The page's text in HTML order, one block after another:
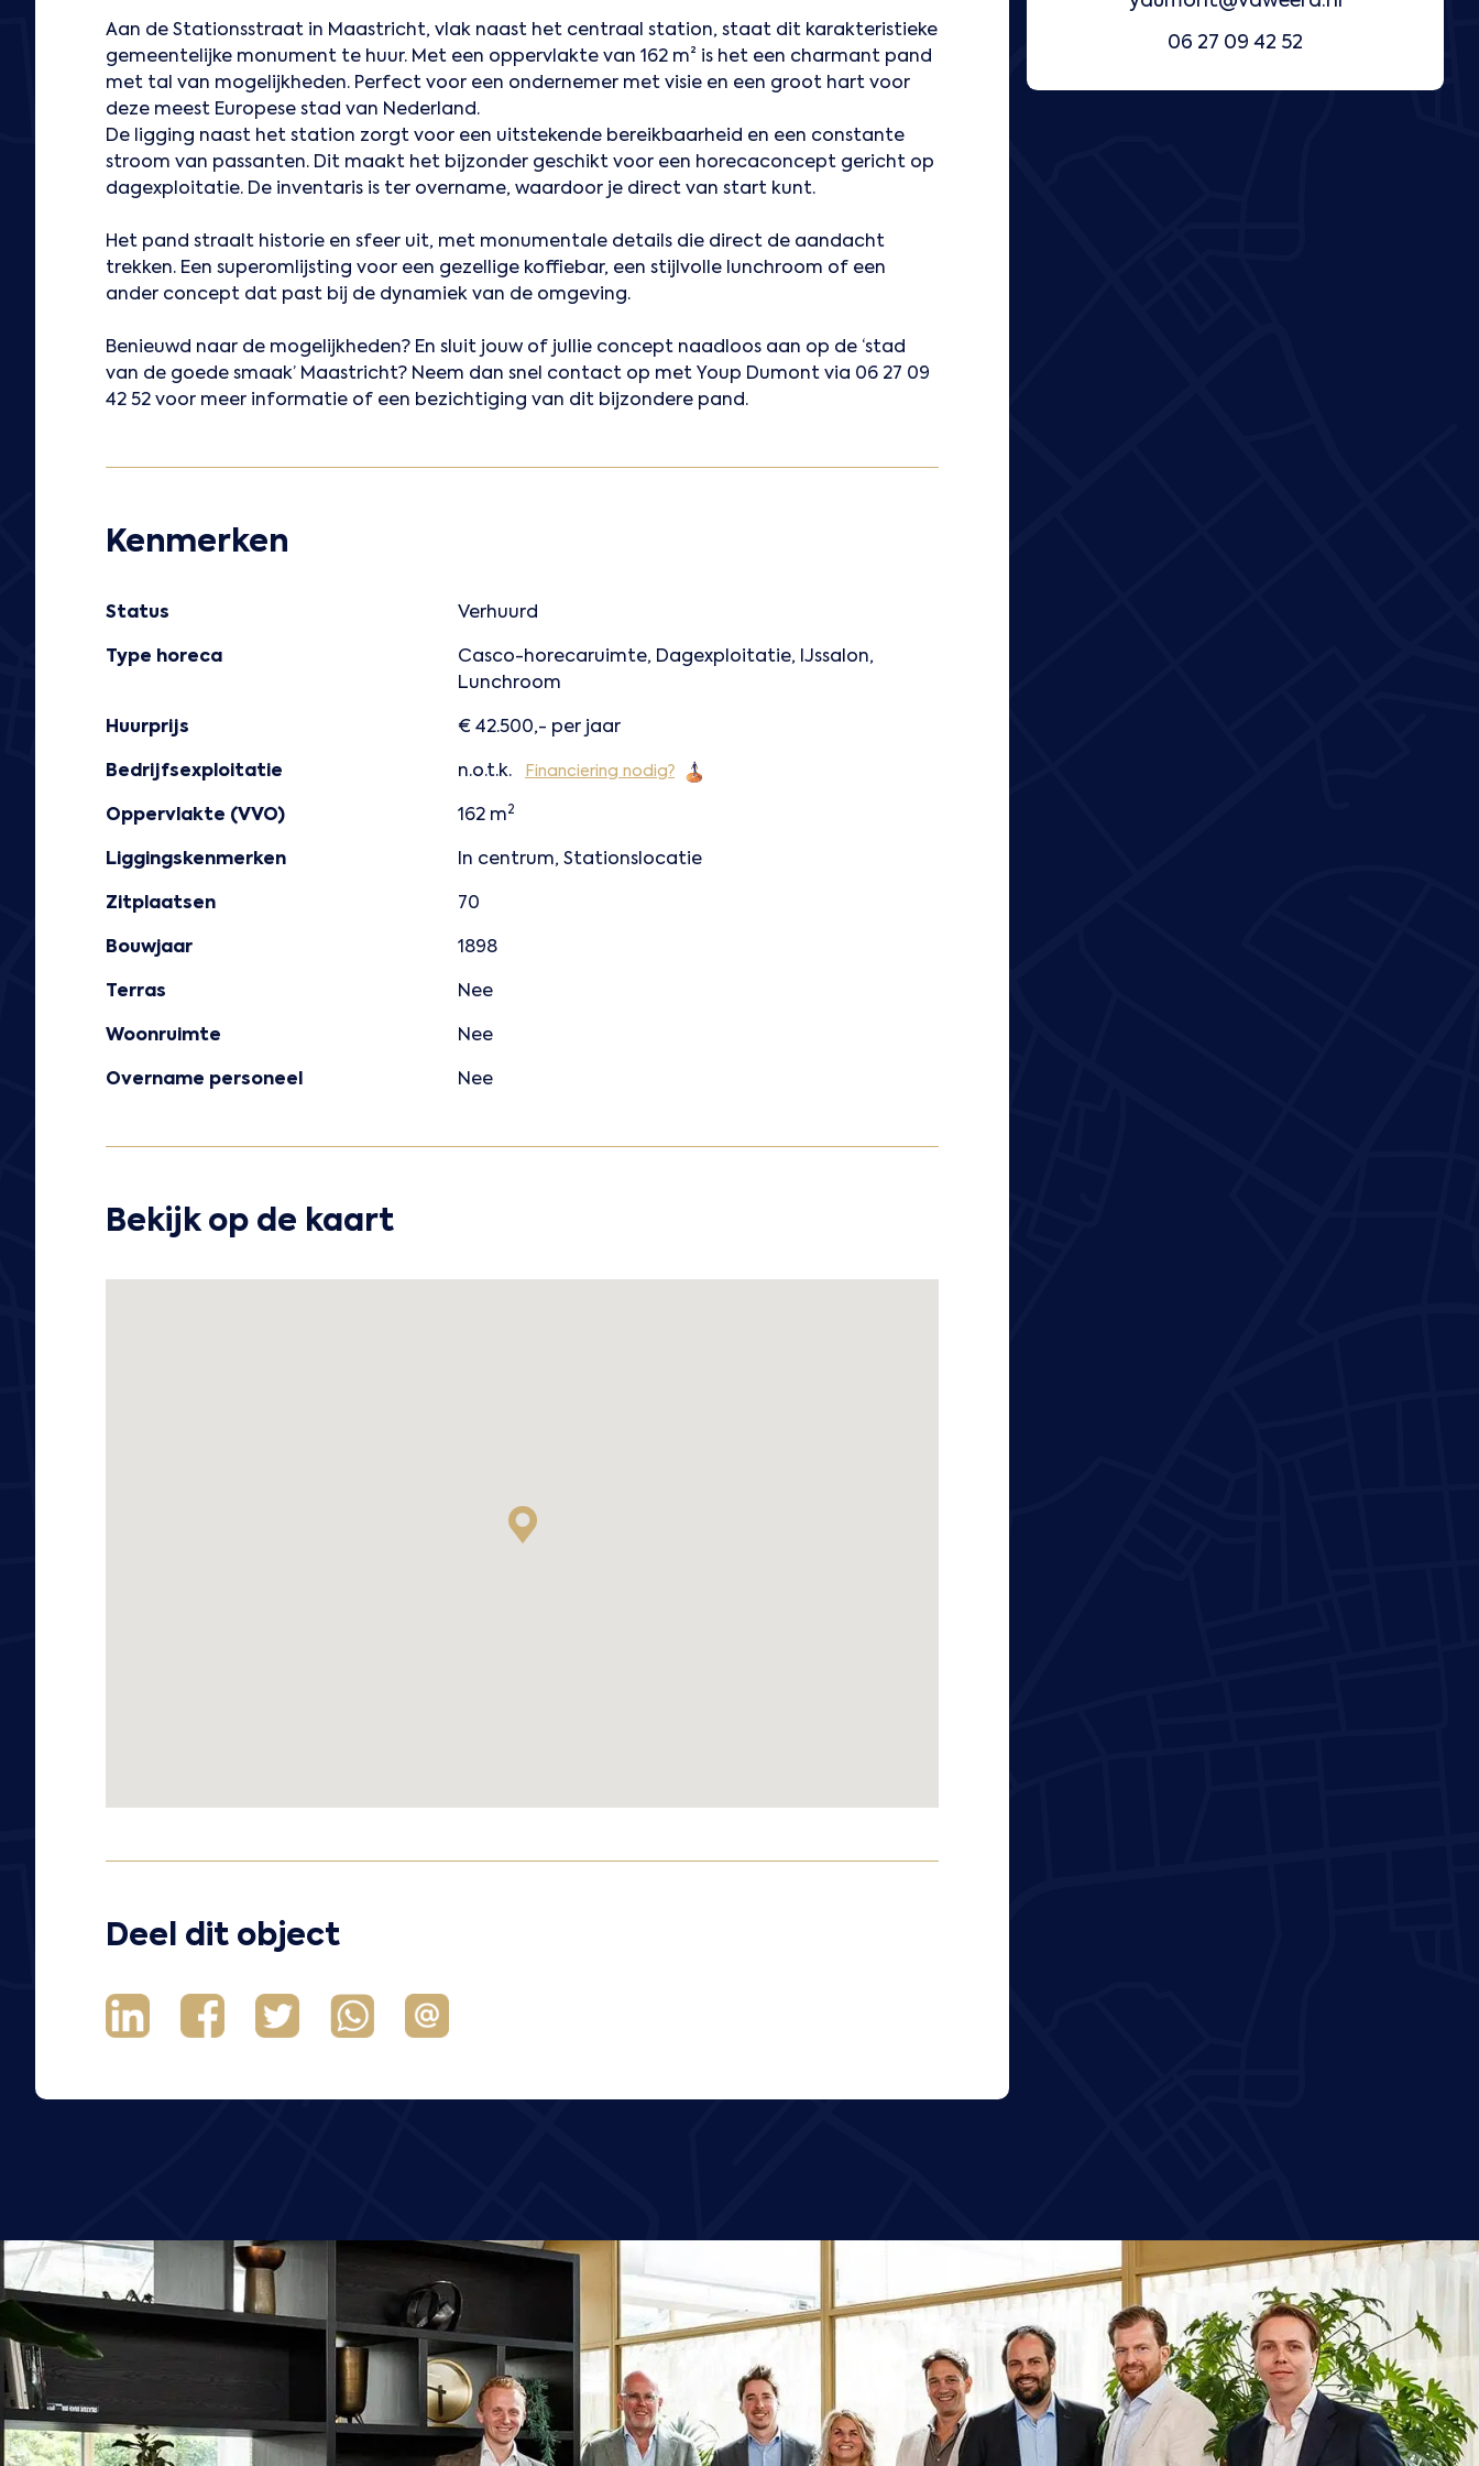
Aan de Stationsstraat in Maastricht, vlak naast het centraal station, staat dit karakteristieke
gemeentelijke monument te huur. Met een oppervlakte van 162 m² is het een charmant pand
met tal van mogelijkheden. Perfect voor een ondernemer met visie en een groot hart voor
deze meest Europese stad van Nederland.
De ligging naast het station zorgt voor een uitstekende bereikbaarheid en een constante
stroom van passanten. Dit maakt het bijzonder geschikt voor een horecaconcept gericht op
dagexploitatie. De inventaris is ter overname, waardoor je direct van start kunt.
Het pand straalt historie en sfeer uit, met monumentale details die direct de aandacht
trekken. Een superomlijsting voor een gezellige koffiebar, een stijlvolle lunchroom of een
ander concept dat past bij de dynamiek van de omgeving.
Benieuwd naar de mogelijkheden? En sluit jouw of jullie concept naadloos aan op de ‘stad
van de goede smaak’ Maastricht? Neem dan snel contact op met Youp Dumont via 06 27 09
42 52 voor meer informatie of een bezichtiging van dit bijzondere pand.
Kenmerken
Status Verhuurd
Type horeca
Casco-horecaruimte, Dagexploitatie, IJssalon,
Lunchroom
Huurprijs € 42.500,- per jaar
Bedrijfsexploitatie n.o.t.k. Financiering nodig?
Oppervlakte (VVO) 162 m2
Liggingskenmerken In centrum, Stationslocatie
Zitplaatsen 70
Bouwjaar 1898
Terras Nee
Woonruimte Nee
Overname personeel Nee
Bekijk op de kaart
Deel dit object
06 27 09 42 52